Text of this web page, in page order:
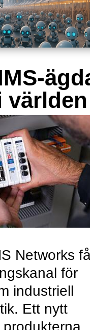
världen
Networks
för
industriell
Ett nytt